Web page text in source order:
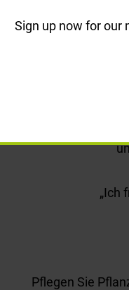
2022 wurde
weitere Mietbeete
Appenzeller
Verweilen und
„Ich
Pflegen Sie
Sign up now for our